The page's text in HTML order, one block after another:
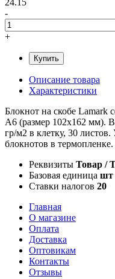
-
+
Купить
Описание товара
Характеристики
Блокнот на скобе
А6 (размер 102х162 мм).
гр/м2 в клетку, 30
блокнотов в термопленке.
Реквизиты Товар /
Базовая единица шт
Ставки налогов 20
Главная
О магазине
Оплата
Доставка
Оптовикам
Контакты
Отзывы